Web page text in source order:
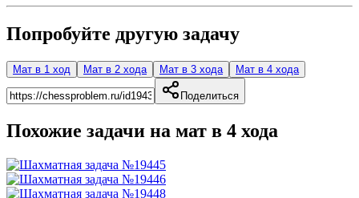
Попробуйте другую задачу
Мат в 1 ход Мат в 2 хода Мат в 3 хода Мат в 4 хода
Поделиться
Похожие задачи на мат в 4 хода